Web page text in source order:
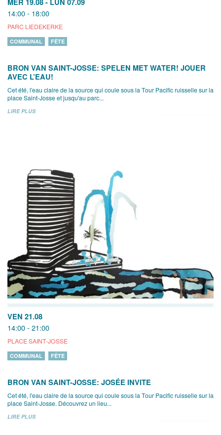
MER 19.08 - LUN 07.09
14:00 - 18:00
PARC LIEDEKERKE
COMMUNAL FÊTE
BRON VAN SAINT-JOSSE: SPELEN MET WATER! JOUER
AVEC L’EAU!
Cet été, l'eau claire de la source qui coule sous la Tour Pacific ruisselle sur la
place Saint-Josse et jusqu'au parc...
LIRE PLUS
VEN 21.08
14:00 - 21:00
PLACE SAINT-JOSSE
COMMUNAL FÊTE
BRON VAN SAINT-JOSSE: JOSÉE INVITE
Cet été, l'eau claire de la source qui coule sous la Tour Pacific ruisselle sur la
place Saint-Josse. Découvrez un lieu...
LIRE PLUS